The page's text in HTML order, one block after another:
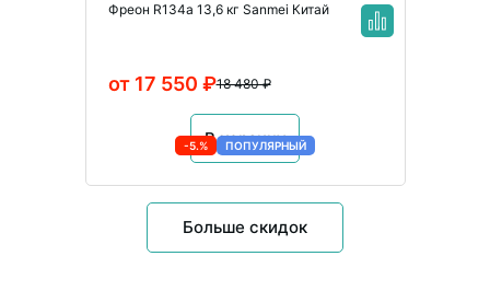
Фреон R134а 13,6 кг Sanmei Китай
18 480 ₽
от 17 550 ₽
В корзину
-5.% ПОПУЛЯРНЫЙ
Больше скидок